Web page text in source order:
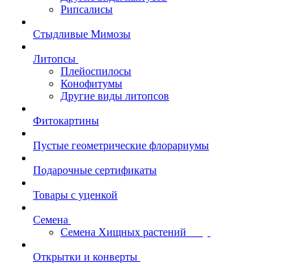
Рипсалисы
Стыдливые Мимозы
Литопсы
Плейоспилосы
Конофитумы
Другие виды литопсов
Фитокартины
Пустые геометрические флорариумы
Подарочные сертификаты
Товары с уценкой
Семена
Семена Хищных растений
Открытки и конверты